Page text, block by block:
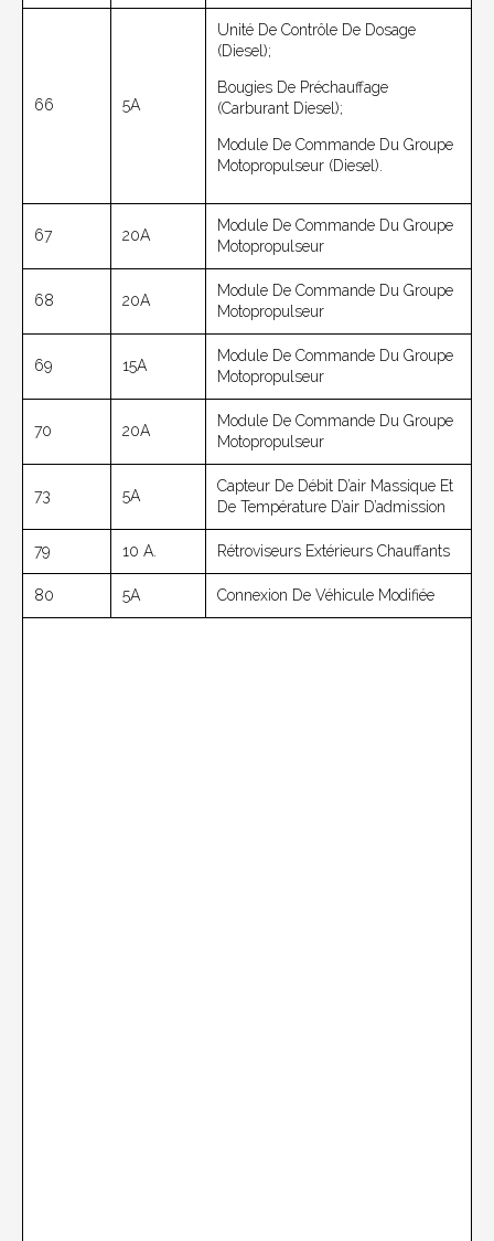
66 5A
Unité De Contrôle De Dosage
(diesel);
Bougies De Préchauffage
(carburant Diesel);
Module De Commande Du Groupe
Motopropulseur (diesel).
67 20A
Module De Commande Du Groupe
Motopropulseur
68 20A
Module De Commande Du Groupe
Motopropulseur
69 15A
Module De Commande Du Groupe
Motopropulseur
70 20A
Module De Commande Du Groupe
Motopropulseur
73 5A
Capteur De Débit D’air Massique Et
De Température D’air D’admission
79 10 A. Rétroviseurs Extérieurs Chauffants
80 5A Connexion De Véhicule Modifiée